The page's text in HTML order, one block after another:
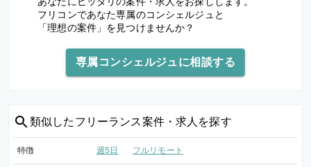
フリコンであなた専属のコンシェルジュと
「理想の案件」を見つけませんか？
専属コンシェルジュに相談する
類似した フリーランス案件・求人を探す
特徴 週5日 フルリモート